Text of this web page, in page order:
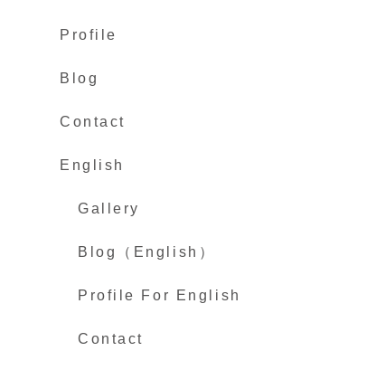
Profile
Blog
Contact
English
Gallery
Blog（English）
Profile For English
Contact